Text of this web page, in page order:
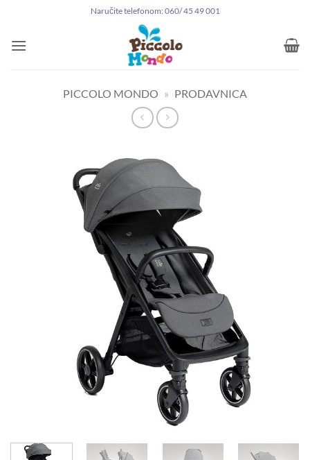
sadržaj
Naručite telefonom: 060/ 45 49 001
PICCOLO MONDO » PRODAVNICA